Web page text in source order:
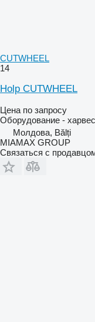
CUTWHEEL
14
Holp CUTWHEEL
Цена по запросу
Оборудование -
Молдова, Bălți
MIAMAX GROUP
Связаться с